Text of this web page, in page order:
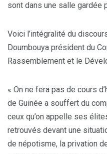
sont dans une salle gardée
Voici l’intégralité du
Doumbouya président du
Rassemblement et le
« On ne fera pas de cours
de Guinée a souffert du
ceux qu’on appelle ses
retrouvés devant une
de népotisme, la privation